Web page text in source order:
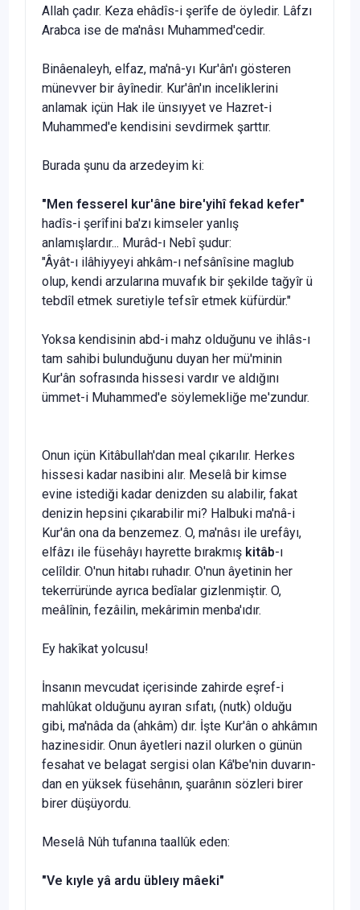
Allah ça­dır. Keza ehâdîs-i şerîfe de öyledir. Lâfzı
Arabca ise de ma'nâsı Muhammed'cedir.
Binâenaleyh, elfaz, ma'nâ-yı Kur'ân'ı gösteren
münevver bir âyînedir. Kur'ân'ın inceliklerini
anlamak içün Hak ile ünsıyyet ve Hazret-i
Muhammed'e kendisini sevdirmek şarttır.
Burada şunu da arzedeyim ki:
"Men fesserel kur'âne bire'yihî fekad kefer"
hadîs-i şerîfini ba'zı kimseler yanlış
anlamışlardır... Murâd-ı Nebî şudur:
"Âyât-ı ilâhiyyeyi ahkâm-ı nefsânîsine maglub
olup, kendi arzularına muvafık bir şekilde tağyîr ü
tebdîl etmek suretiyle tefsîr etmek küfürdür."
Yoksa kendisinin abd-i mahz olduğunu ve ihlâs-ı
tam sahibi bulunduğunu duyan her mü'minin
Kur'ân sofrasında hissesi var­dır ve aldığını
ümmet-i Muhammed'e söylemekliğe me'zundur.
Onun içün Kitâbullah'dan meal çıkarılır. Herkes
hissesi kadar nasibini alır. Meselâ bir kimse
evine istediği kadar deniz­den su alabilir, fakat
denizin hepsini çıkarabilir mi? Halbuki ma'nâ-i
Kur'ân ona da benzemez. O, ma'nâsı ile urefâyı,
elfâzı ile füsehâyı hayrette bırakmış kitâb-ı
celîldir. O'nun hitabı ru­hadır. O'nun âyetinin her
tekerrüründe ayrıca bedîalar gizlen­miştir. O,
meâlînin, fezâilin, mekârimin menba'ıdır.
Ey hakîkat yolcusu!
İnsanın mevcudat içerisinde zahirde eşref-i
mahlûkat ol­duğunu ayıran sıfatı, (nutk) olduğu
gibi, ma'nâda da (ahkâm) dır. İşte Kur'ân o ahkâmın
hazinesidir. Onun âyetleri nazil olur­ken o günün
fesahat ve belagat sergisi olan Kâ'be'nin duvarın­
dan en yüksek füsehânın, şuarânın sözleri birer
birer düşüyor­du.
Meselâ Nûh tufanına taallûk eden:
"Ve kıyle yâ ardu übleıy mâeki"